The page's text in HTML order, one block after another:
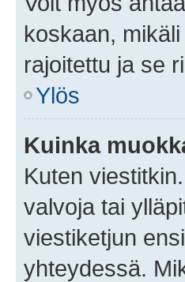
koskaan,
rajoitettu ja se
Ylös
Kuinka
Kuten
valvoja tai
viestiketjun
yhteydessä.